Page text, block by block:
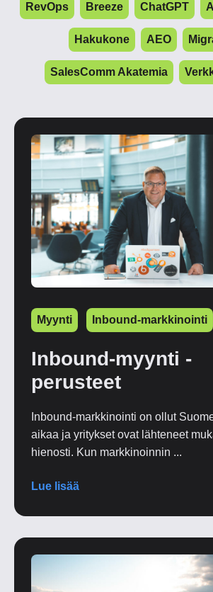
RevOps Breeze ChatGPT
Hakukone AEO
SalesComm Akatemia
Myynti Inbound-markkinointi
Inbound-myynti -
perusteet
Inbound-markkinointi on ollut
aikaa ja yritykset ovat lähteneet
hienosti. Kun markkinoinnin ...
Lue lisää